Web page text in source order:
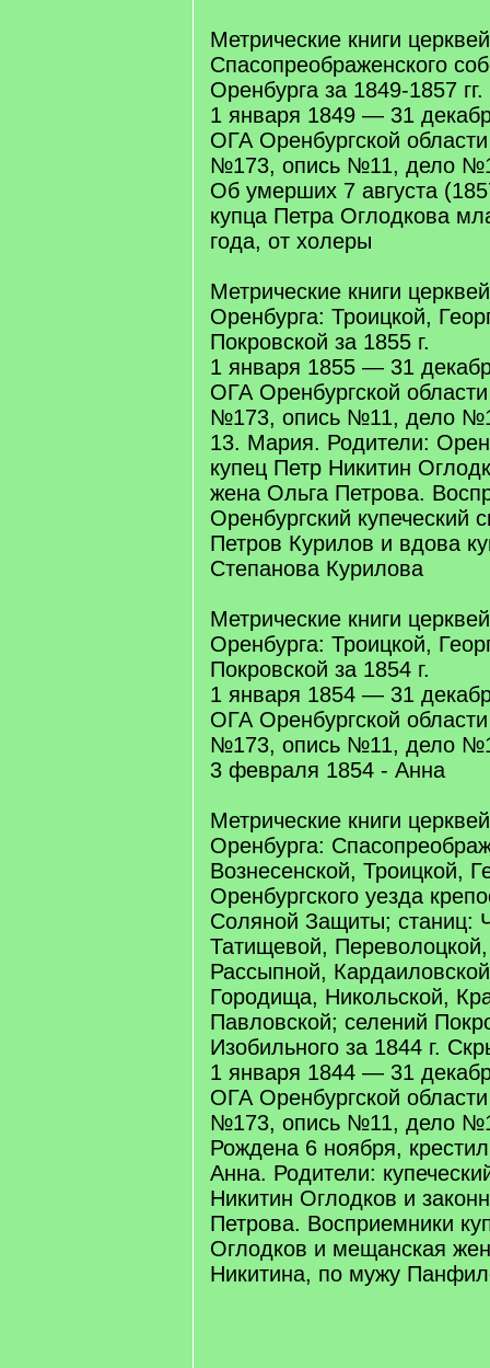
Метрические книги церквей
Спасопреображенского
Оренбурга за 1849-1857 гг.
1 января 1849 — 31
ОГА Оренбургской
№173, опись №11, дело
Об умерших 7 августа
купца Петра Оглодкова
года, от холеры
Метрические книги
Оренбурга: Троицкой,
Покровской за 1855 г.
1 января 1855 — 31
ОГА Оренбургской
№173, опись №11, дело
13. Мария. Родители:
купец Петр Никитин
жена Ольга Петрова.
Оренбургский купеческий
Петров Курилов и вдова
Степанова Курилова
Метрические книги
Оренбурга: Троицкой,
Покровской за 1854 г.
1 января 1854 — 31
ОГА Оренбургской
№173, опись №11, дело
3 февраля 1854 - Анна
Метрические книги
Оренбурга:
Вознесенской, Троицкой,
Оренбургского уезда
Соляной Защиты; станиц:
Татищевой,
Рассыпной,
Городища, Никольской,
Павловской; селений
Изобильного за 1844 г.
1 января 1844 — 31
ОГА Оренбургской
№173, опись №11, дело
Рождена 6 ноября,
Анна. Родители:
Никитин Оглодков и
Петрова. Восприемники
Оглодков и мещанская
Никитина, по мужу